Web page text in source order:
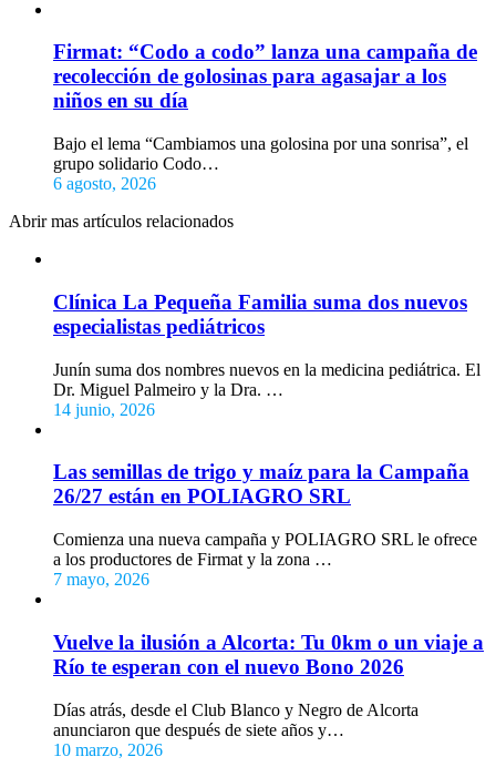
Firmat: “Codo a codo” lanza una campaña de
recolección de golosinas para agasajar a los
niños en su día
Bajo el lema “Cambiamos una golosina por una sonrisa”, el
grupo solidario Codo…
6 agosto, 2026
Abrir mas artículos relacionados
Clínica La Pequeña Familia suma dos nuevos
especialistas pediátricos
Junín suma dos nombres nuevos en la medicina pediátrica. El
Dr. Miguel Palmeiro y la Dra. …
14 junio, 2026
Las semillas de trigo y maíz para la Campaña
26/27 están en POLIAGRO SRL
Comienza una nueva campaña y POLIAGRO SRL le ofrece
a los productores de Firmat y la zona …
7 mayo, 2026
Vuelve la ilusión a Alcorta: Tu 0km o un viaje a
Río te esperan con el nuevo Bono 2026
Días atrás, desde el Club Blanco y Negro de Alcorta
anunciaron que después de siete años y…
10 marzo, 2026